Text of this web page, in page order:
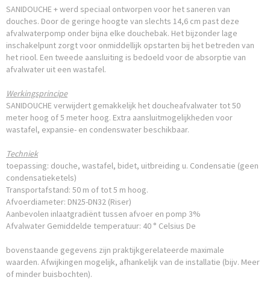
SANIDOUCHE + werd speciaal ontworpen voor het saneren van
douches. Door de geringe hoogte van slechts 14,6 cm past deze
afvalwaterpomp onder bijna elke douchebak. Het bijzonder lage
inschakelpunt zorgt voor onmiddellijk opstarten bij het betreden van
het riool. Een tweede aansluiting is bedoeld voor de absorptie van
afvalwater uit een wastafel.
Werkingsprincipe
SANIDOUCHE verwijdert gemakkelijk het doucheafvalwater tot 50
meter hoog of 5 meter hoog. Extra aansluitmogelijkheden voor
wastafel, expansie- en condenswater beschikbaar.
Techniek
toepassing: douche, wastafel, bidet, uitbreiding u. Condensatie (geen
condensatieketels)
Transportafstand: 50 m of tot 5 m hoog.
Afvoerdiameter: DN25-DN32 (Riser)
Aanbevolen inlaatgradiënt tussen afvoer en pomp 3%
Afvalwater Gemiddelde temperatuur: 40 ° Celsius De
bovenstaande gegevens zijn praktijkgerelateerde maximale
waarden. Afwijkingen mogelijk, afhankelijk van de installatie (bijv. Meer
of minder buisbochten).